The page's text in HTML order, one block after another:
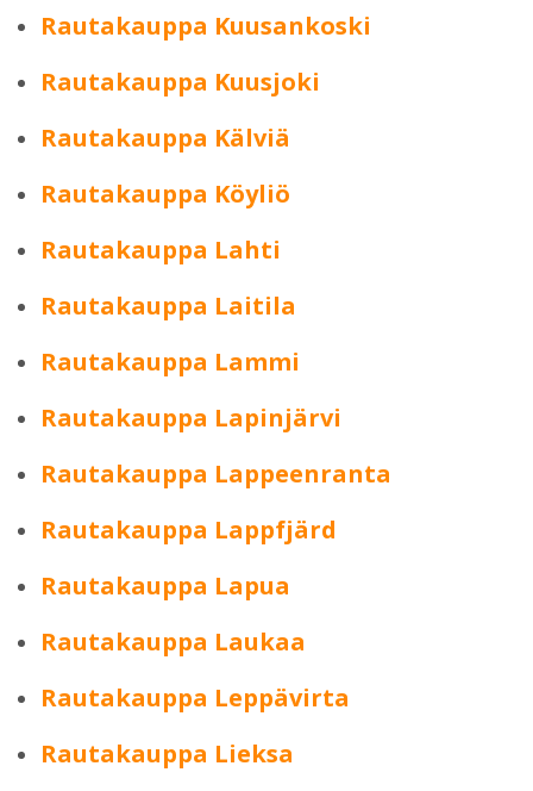
Rautakauppa Kuusankoski
Rautakauppa Kuusjoki
Rautakauppa Kälviä
Rautakauppa Köyliö
Rautakauppa Lahti
Rautakauppa Laitila
Rautakauppa Lammi
Rautakauppa Lapinjärvi
Rautakauppa Lappeenranta
Rautakauppa Lappfjärd
Rautakauppa Lapua
Rautakauppa Laukaa
Rautakauppa Leppävirta
Rautakauppa Lieksa